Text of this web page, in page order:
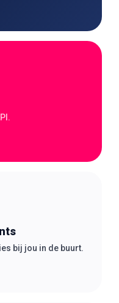
bij jou in de buurt.